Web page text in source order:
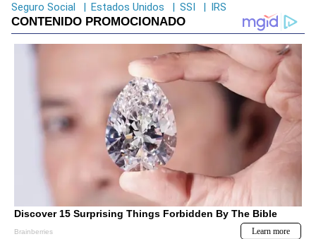
Seguro Social | Estados Unidos | SSI | IRS